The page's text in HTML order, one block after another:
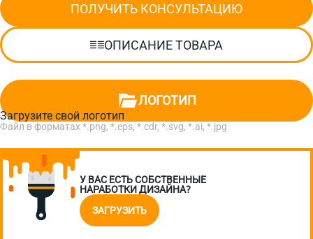
ПОЛУЧИТЬ КОНСУЛЬТАЦИЮ
ОПИСАНИЕ ТОВАРА
ЛОГОТИП
Загрузите свой логотип
Файл в форматах *.png, *.eps, *.cdr, *.svg, *.ai, *.jpg
У ВАС ЕСТЬ СОБСТВЕННЫЕ
НАРАБОТКИ ДИЗАЙНА?
ЗАГРУЗИТЬ